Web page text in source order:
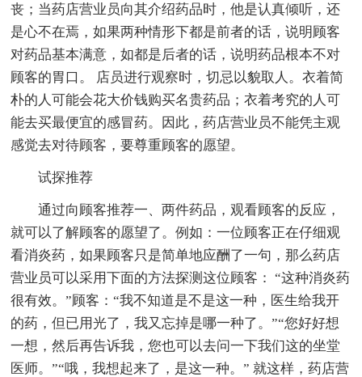
丧；当药店营业员向其介绍药品时，他是认真倾听，还
是心不在焉，如果两种情形下都是前者的话，说明顾客
对药品基本满意，如都是后者的话，说明药品根本不对
顾客的胃口。 店员进行观察时，切忌以貌取人。衣着简
朴的人可能会花大价钱购买名贵药品；衣着考究的人可
能去买最便宜的感冒药。因此，药店营业员不能凭主观
感觉去对待顾客，要尊重顾客的愿望。
试探推荐
通过向顾客推荐一、两件药品，观看顾客的反应，
就可以了解顾客的愿望了。例如：一位顾客正在仔细观
看消炎药，如果顾客只是简单地应酬了一句，那么药店
营业员可以采用下面的方法探测这位顾客： “这种消炎药
很有效。”顾客：“我不知道是不是这一种，医生给我开
的药，但已用光了，我又忘掉是哪一种了。”“您好好想
一想，然后再告诉我，您也可以去问一下我们这的坐堂
医师。”“哦，我想起来了，是这一种。” 就这样，药店营